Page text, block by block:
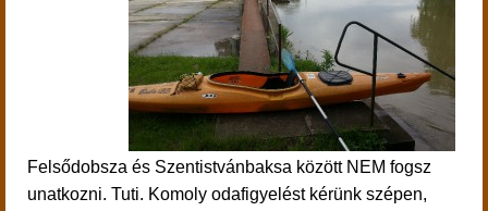
Felsődobsza és Szentistvánbaksa között NEM fogsz
unatkozni. Tuti. Komoly odafigyelést kérünk szépen,